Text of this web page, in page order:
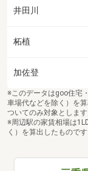
井田川
柘植
加佐登
※このデータはgoo住宅
車場代などを除く）を
ついてのみ対象とします
※周辺駅の家賃相場は
く）を算出したものです